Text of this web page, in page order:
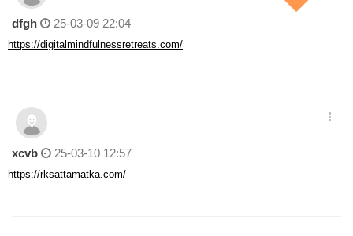
dfgh 25-03-09 22:04
https://digitalmindfulnessretreats.com/
xcvb 25-03-10 12:57
https://rksattamatka.com/